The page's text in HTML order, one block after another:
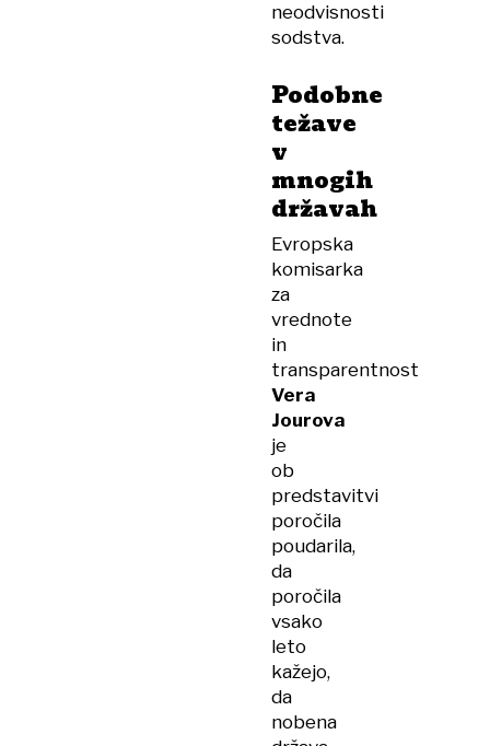
neodvisnosti
sodstva.
Podobne
težave
v
mnogih
državah
Evropska
komisarka
za
vrednote
in
transparentnost
Vera
Jourova
je
ob
predstavitvi
poročila
poudarila,
da
poročila
vsako
leto
kažejo,
da
nobena